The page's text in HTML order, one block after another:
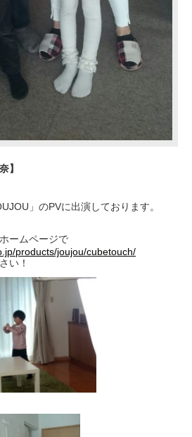
】
」のPVに出演しております。
ームページで
products/joujou/cubetouch/
い！